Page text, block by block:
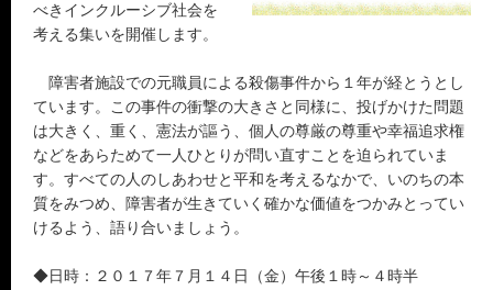
べきインクルーシブ社会を
考える集いを開催します。
障害者施設での元職員による殺傷事件から１年が経とうとし
ています。この事件の衝撃の大きさと同様に、投げかけた問題
は大きく、重く、憲法が謳う、個人の尊厳の尊重や幸福追求権
などをあらためて一人ひとりが問い直すことを迫られていま
す。すべての人のしあわせと平和を考えるなかで、いのちの本
質をみつめ、障害者が生きていく確かな価値をつかみとってい
けるよう、語り合いましょう。
◆日時：２０１７年７月１４日（金）午後１時～４時半